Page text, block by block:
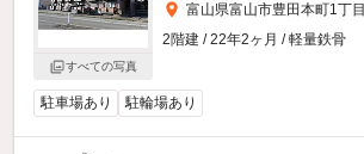
すべての写真
富山県富山市豊田本町1丁目
2階建 / 22年2ヶ月 / 軽量鉄骨
駐車場あり 駐輪場あり